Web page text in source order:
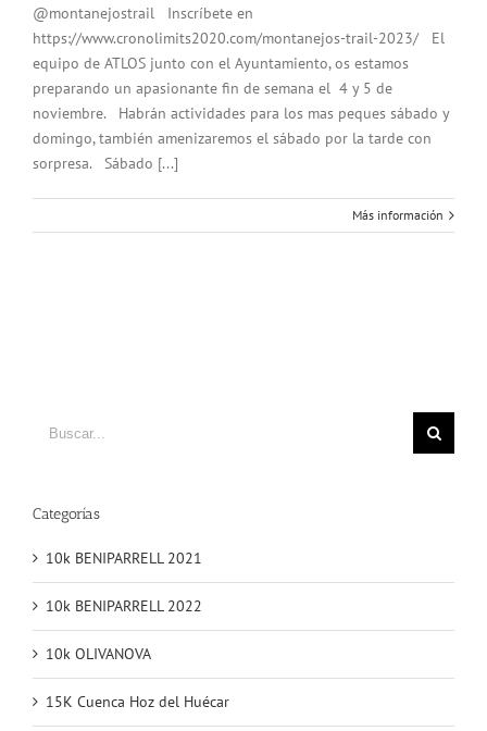
@montanejostrail Inscríbete en
https://www.cronolimits2020.com/montanejos-trail-2023/ El
equipo de ATLOS junto con el Ayuntamiento, os estamos
preparando un apasionante fin de semana el 4 y 5 de
noviembre. Habrán actividades para los mas peques sábado y
domingo, también amenizaremos el sábado por la tarde con
sorpresa. Sábado [...]
Más información
Buscar
Categorías
10k BENIPARRELL 2021
10k BENIPARRELL 2022
10k OLIVANOVA
15K Cuenca Hoz del Huécar